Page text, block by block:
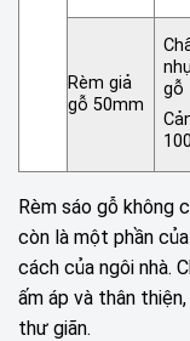
Rèm giả
gỗ 50mm
gỗ
Rèm sáo gỗ không
còn là một phần
cách của ngôi nhà.
ấm áp và thân
thư giãn.